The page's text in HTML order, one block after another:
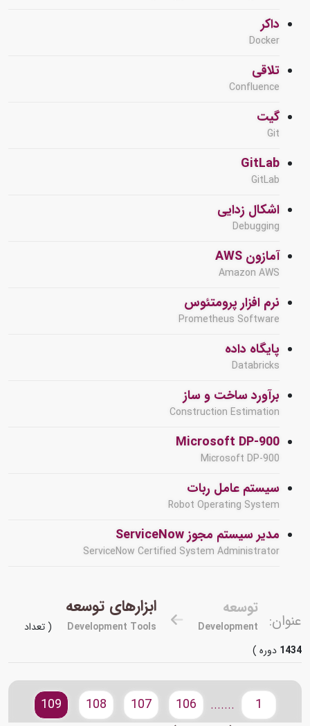
داکر
Docker
تلاقی
Confluence
گیت
Git
GitLab
GitLab
اشکال زدایی
Debugging
آمازون AWS
Amazon AWS
نرم افزار پرومتئوس
Prometheus Software
پایگاه داده
Databricks
برآورد ساخت و ساز
Construction Estimation
Microsoft DP-900
Microsoft DP-900
سیستم عامل ربات
Robot Operating System
مدیر سیستم مجوز ServiceNow
ServiceNow Certified System Administrator
عنوان:
توسعه
Development
ابزارهای توسعه
Development Tools
( تعداد
1434 دوره )
.......
106
107
108
109